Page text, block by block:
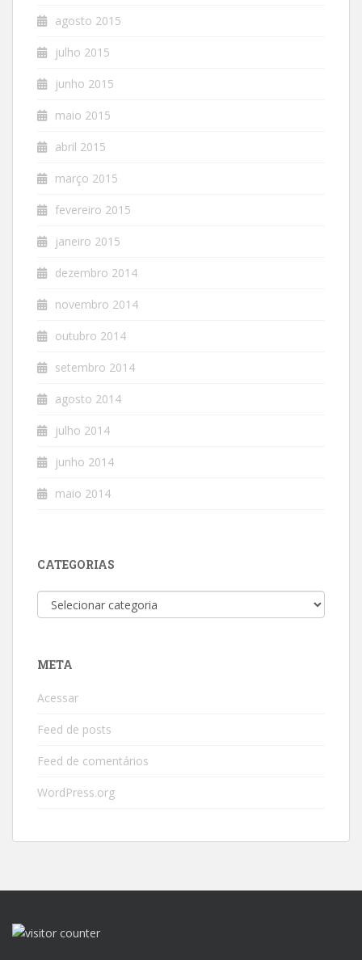
agosto 2015
julho 2015
junho 2015
maio 2015
abril 2015
março 2015
fevereiro 2015
janeiro 2015
dezembro 2014
novembro 2014
outubro 2014
setembro 2014
agosto 2014
julho 2014
junho 2014
maio 2014
CATEGORIAS
Categorias
META
Acessar
Feed de posts
Feed de comentários
WordPress.org